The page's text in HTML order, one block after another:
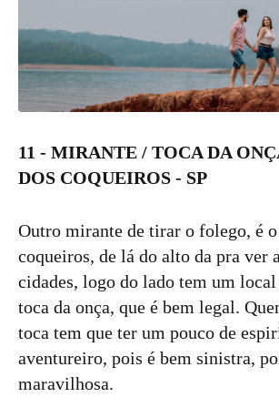
11 - MIRANTE / TOCA DA
DOS COQUEIROS - SP
Outro mirante de tirar o folego, é o
coqueiros, de lá do alto da pra ver
cidades, logo do lado tem um local
toca da onça, que é bem legal.
toca tem que ter um pouco de
aventureiro, pois é bem sinistra,
maravilhosa.